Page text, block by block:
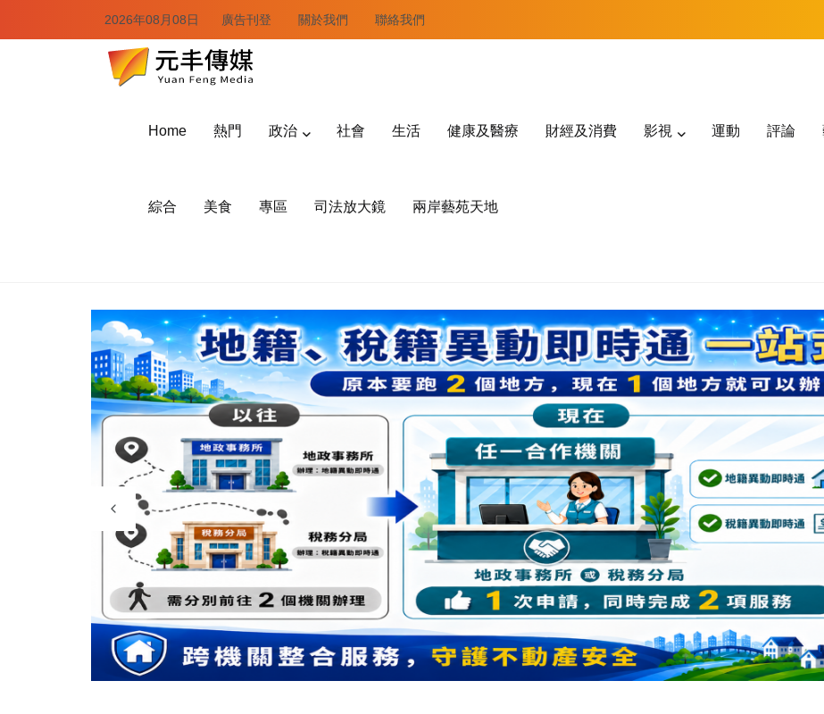
2026年08月08日 廣告刊登 關於我們 聯絡我們
Home 熱門 政治 社會 生活 健康及醫療 財經及消費 影視 運動 評論
綜合 美食 專區 司法放大鏡 兩岸藝苑天地